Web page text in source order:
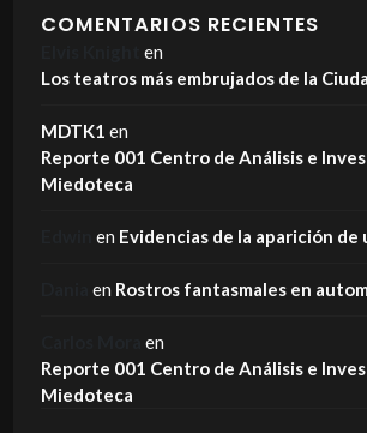
COMENTARIOS RECIENTES
en
Los teatros más embrujados de la
MDTK1 en
Reporte 001 Centro de Análisis e
Miedoteca
en Evidencias de la aparición de
en Rostros fantasmales en
en
Reporte 001 Centro de Análisis e
Miedoteca